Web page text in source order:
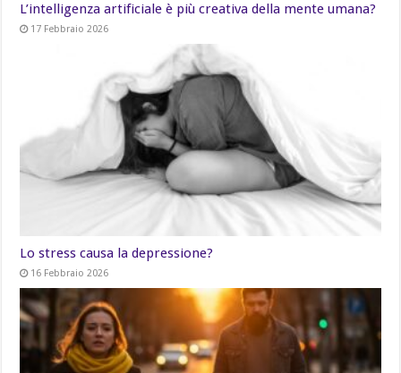
L’intelligenza artificiale è più creativa della mente umana?
17 Febbraio 2026
Lo stress causa la depressione?
16 Febbraio 2026